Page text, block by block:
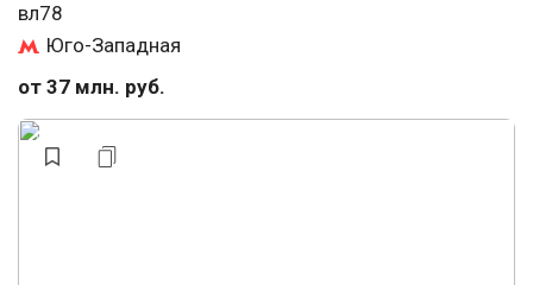
вл78
Юго-Западная
от 37 млн. руб.